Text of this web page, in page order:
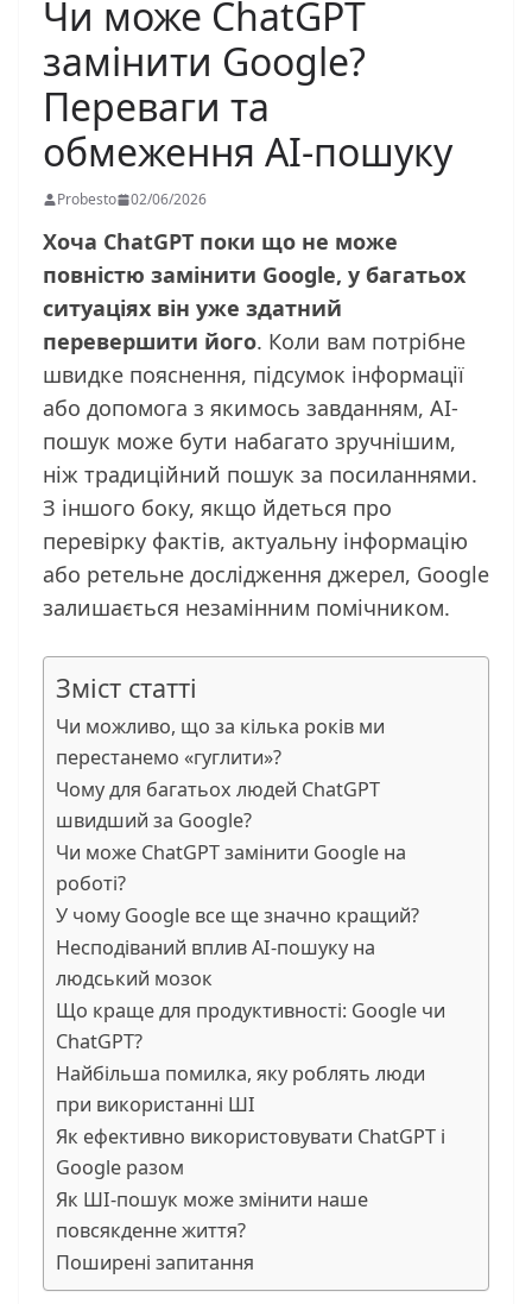
Чи може ChatGPT
замінити Google?
Переваги та
обмеження AI-пошуку
Probesto 02/06/2026
Хоча ChatGPT поки що не може
повністю замінити Google, у багатьох
ситуаціях він уже здатний
перевершити його. Коли вам потрібне
швидке пояснення, підсумок інформації
або допомога з якимось завданням, AI-
пошук може бути набагато зручнішим,
ніж традиційний пошук за посиланнями.
З іншого боку, якщо йдеться про
перевірку фактів, актуальну інформацію
або ретельне дослідження джерел, Google
залишається незамінним помічником.
Зміст статті
Чи можливо, що за кілька років ми
перестанемо «гуглити»?
Чому для багатьох людей ChatGPT
швидший за Google?
Чи може ChatGPT замінити Google на
роботі?
У чому Google все ще значно кращий?
Несподіваний вплив AI-пошуку на
людський мозок
Що краще для продуктивності: Google чи
ChatGPT?
Найбільша помилка, яку роблять люди
при використанні ШІ
Як ефективно використовувати ChatGPT і
Google разом
Як ШІ-пошук може змінити наше
повсякденне життя?
Поширені запитання